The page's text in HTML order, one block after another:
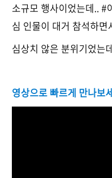
소규모 행사이었는데.. #
심 인물이 대거 참석하면
심상치 않은 분위기었는
영상으로 빠르게 만나보